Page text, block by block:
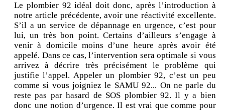
Le plombier 92 idéal doit donc, après l’introduction à
notre article précédente, avoir une réactivité excellente.
S’il a un service de dépannage en urgence, c’est pour
lui, un très bon point. Certains d’ailleurs s’engage à
venir à domicile moins d’une heure après avoir été
appelé. Dans ce cas, l’intervention sera optimale si vous
arrivez à décrire très précisément le problème qui
justifie l’appel. Appeler un plombier 92, c’est un peu
comme si vous joigniez le SAMU 92... On ne parle du
reste pas par hasard de SOS plombier 92. Il y a bien
donc une notion d’urgence. Il est vrai que comme pour